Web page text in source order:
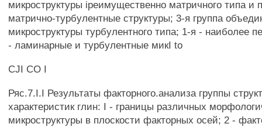
микроструктуры ipeимущественно матричного типа и
матрично-турбулентные структуры; 3-я группа
микроструктуры турбулентного типа; 1-я - наиболее
- ламинарные и турбулентные микI to
CJI CO I
Ряс.7.I.I Результаты факторного.анализа группы
характеристик глин: I - границы различных
микроструктуры в плоскости факторных осей; 2 -